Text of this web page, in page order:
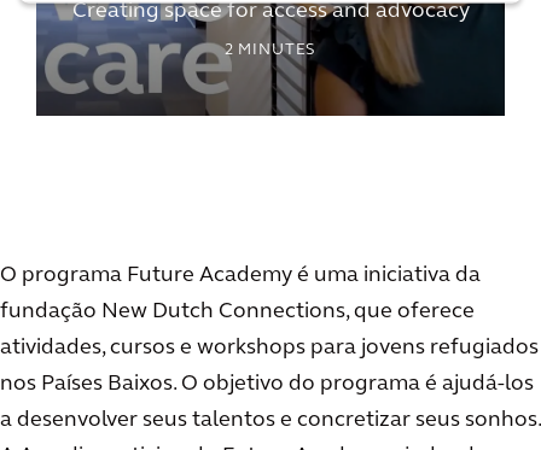
Creating space for access and advocacy
2 MINUTES
O programa Future Academy é uma iniciativa da
fundação New Dutch Connections, que oferece
atividades, cursos e workshops para jovens refugiados
nos Países Baixos. O objetivo do programa é ajudá-los
a desenvolver seus talentos e concretizar seus sonhos.